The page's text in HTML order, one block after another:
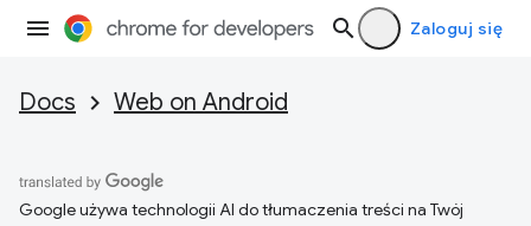
Zaloguj się
Docs Web on Android
Google używa technologii AI do tłumaczenia treści na Twój